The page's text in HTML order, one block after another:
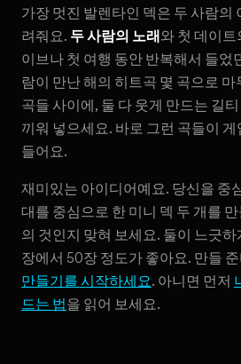
가장 멋진 발렌타인 덱은 두 사람의
려줘요. 두 사람의 노래와 첫 데이
이브나 첫 여행 동안 반복해서 들었
람이 만난 해의 히트곡 몇 곡으로
곡들 사이에, 둘 다 웃게 만드는 길
끼워 넣으세요. 바로 그런 곡들이
들어요.
재미있는 아이디어예요. 당신을 중
대를 중심으로 한 미니 덱 두 개를
의 것인지 맞혀 보세요. 둘이 느긋
장에서 50장 정도가 좋아요. 만들
만들기를 시작하세요. 아니면 먼저
드는 법을 읽어 보세요.